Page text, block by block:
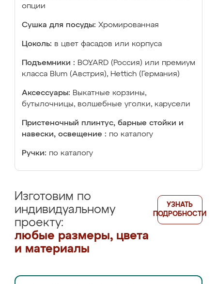
опции
Сушка для посуды: Хромированная
Цоколь: в цвет фасадов или корпуса
Подъемники : BOYARD (Россия) или премиум
класса Blum (Австрия), Hettich (Германия)
Аксессуары: Выкатные корзины,
бутылочницы, волшебные уголки, карусели
Пристеночный плинтус, барные стойки и
навески, освещение : по каталогу
Ручки: по каталогу
Изготовим по
индивидуальному
проекту:
любые размеры, цвета
и материалы
УЗНАТЬ
ПОДРОБНОСТИ